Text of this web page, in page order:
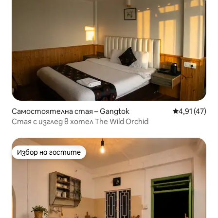
Самостоятелна стая – Gangtok Средна
4,91 (47)
Стая с изглед в хотел The Wild Orchid
Избор на гостите
Избор на гостите